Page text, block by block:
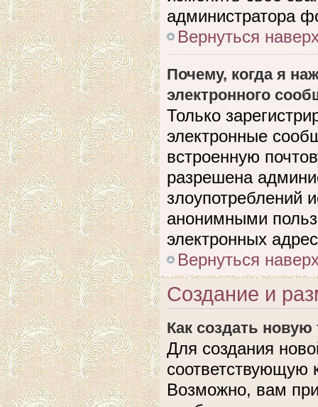
администратора
Вернуться
Почему, когда я
электронного
Только
электронные
встроенную
разрешена
злоупотреблений
анонимными
электронных
Вернуться
Создание и
Как создать новую
Для создания
соответствующую
Возможно, вам